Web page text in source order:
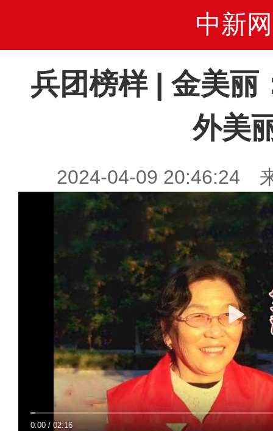
中新网
兵团榜样 | 金美丽
外美
2024-04-09 20:46:24
0:00 /02:16